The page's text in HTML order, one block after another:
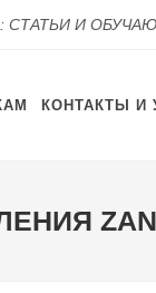
: СТАТЬИ И
КОНТАКТЫ И